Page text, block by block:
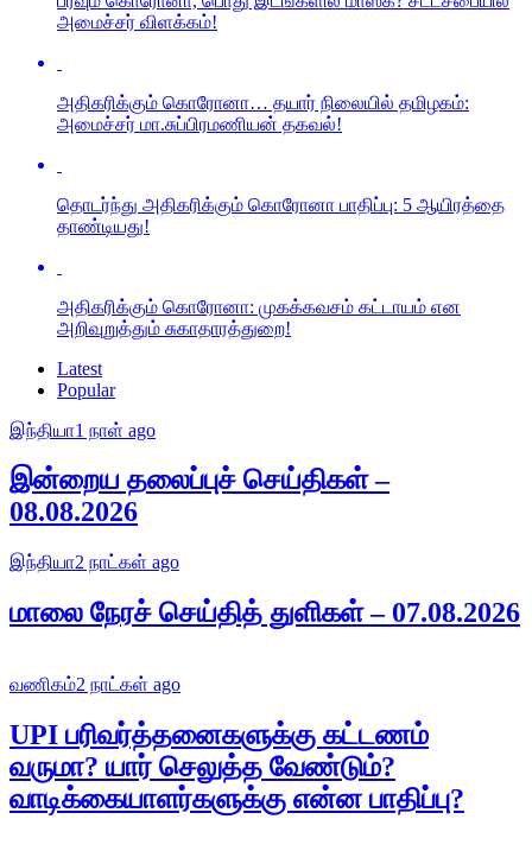
அமைச்சர் விளக்கம்!
அதிகரிக்கும் கொரோனா… தயார் நிலையில் தமிழகம்:
அமைச்சர் மா.சுப்பிரமணியன் தகவல்!
தொடர்ந்து அதிகரிக்கும் கொரோனா பாதிப்பு: 5 ஆயிரத்தை
தாண்டியது!
அதிகரிக்கும் கொரோனா: முகக்கவசம் கட்டாயம் என
அறிவுறுத்தும் சுகாதாரத்துறை!
Latest
Popular
இந்தியா1 நாள் ago
இன்றைய தலைப்புச் செய்திகள் –
08.08.2026
இந்தியா2 நாட்கள் ago
மாலை நேரச் செய்தித் துளிகள் – 07.08.2026
வணிகம்2 நாட்கள் ago
UPI பரிவர்த்தனைகளுக்கு கட்டணம்
வருமா? யார் செலுத்த வேண்டும்?
வாடிக்கையாளர்களுக்கு என்ன பாதிப்பு?